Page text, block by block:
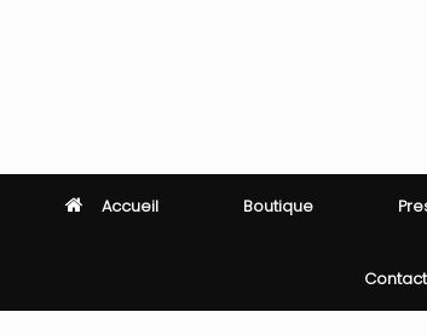
Accueil Boutique
Contact